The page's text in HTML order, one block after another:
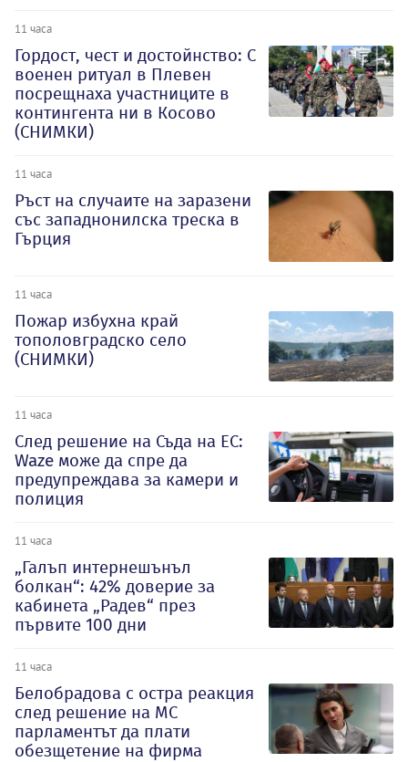
11 часа
Гордост, чест и достойнство: С
военен ритуал в Плевен
посрещнаха участниците в
контингента ни в Косово
(СНИМКИ)
11 часа
Ръст на случаите на заразени
със западнонилска треска в
Гърция
11 часа
Пожар избухна край
тополовградско село
(СНИМКИ)
11 часа
След решение на Съда на ЕС:
Waze може да спре да
предупреждава за камери и
полиция
11 часа
„Галъп интернешънъл
болкан“: 42% доверие за
кабинета „Радев“ през
първите 100 дни
11 часа
Белобрадова с остра реакция
след решение на МС
парламентът да плати
обезщетение на фирма